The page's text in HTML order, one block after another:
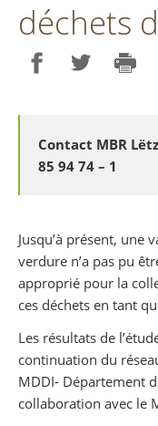
déchets
Contact MBR
85 94 74 – 1
Jusqu’à présent, une
verdure n’a pas pu
approprié pour la
ces déchets en tant
Les résultats de
continuation du
MDDI- Département
collaboration avec le